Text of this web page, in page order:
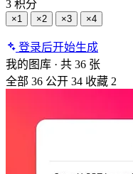
3 积分
×1 ×2 ×3 ×4
登录后开始生成
我的图库 · 共 36 张
全部 36 公开 34 收藏 2